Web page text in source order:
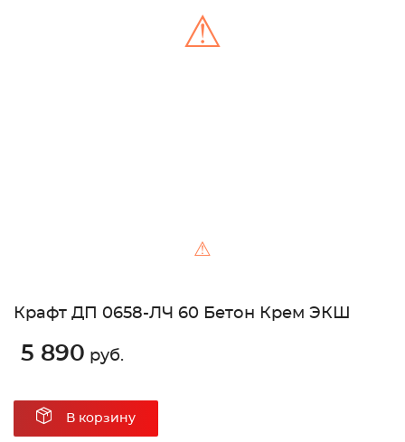
⚠
⚠
Крафт ДП 0658-ЛЧ 60 Бетон Крем ЭКШ
5 890 руб.
В корзину